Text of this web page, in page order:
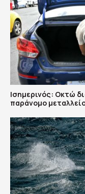
Ισημερινός: Οκτώ
παράνομο